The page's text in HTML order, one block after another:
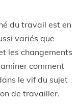
du travail est en
variés que
les changements
comment
le vif du sujet
de travailler.